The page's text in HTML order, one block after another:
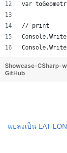
var
// print
Showcase-CSharp-
GitHub
แปลงเป็น LAT